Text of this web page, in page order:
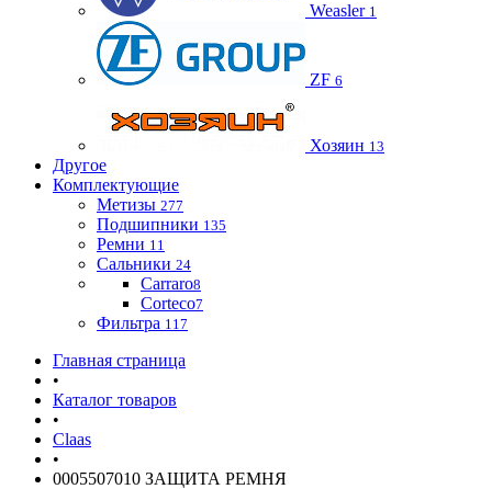
Weasler 1
ZF 6
Хозяин 13
Другое
Комплектующие
Метизы 277
Подшипники 135
Ремни 11
Сальники 24
Carraro8
Corteco7
Фильтра 117
Главная страница
•
Каталог товаров
•
Claas
•
0005507010 ЗАЩИТА РЕМНЯ